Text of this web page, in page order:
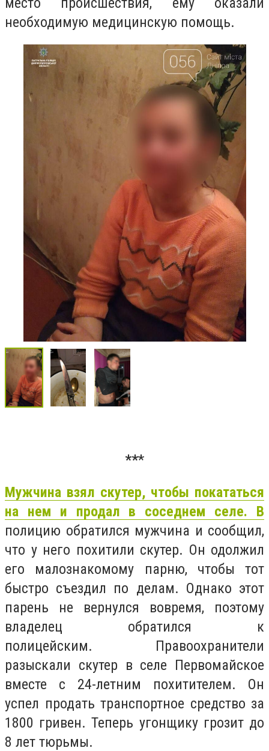
необходимую медицинскую помощь.
***
Мужчина взял скутер, чтобы покататься
на нем и продал в соседнем селе. В
полицию обратился мужчина и сообщил,
что у него похитили скутер. Он одолжил
его малознакомому парню, чтобы тот
быстро съездил по делам. Однако этот
парень не вернулся вовремя, поэтому
владелец обратился к
полицейским. Правоохранители
разыскали скутер в селе Первомайское
вместе с 24-летним похитителем. Он
успел продать транспортное средство за
1800 гривен. Теперь угонщику грозит до
8 лет тюрьмы.